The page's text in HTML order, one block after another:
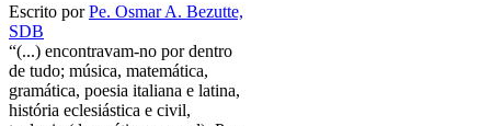
Escrito porPe. Osmar A. Bezutte,
SDB
“(...) encontravam-no por dentro
de tudo; música, matemática,
gramática, poesia italiana e latina,
história eclesiástica e civil,